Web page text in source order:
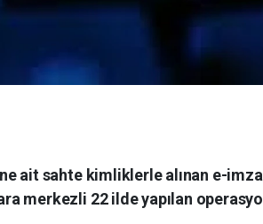
ait sahte kimliklerle alınan e-
merkezli 22 ilde yapılan